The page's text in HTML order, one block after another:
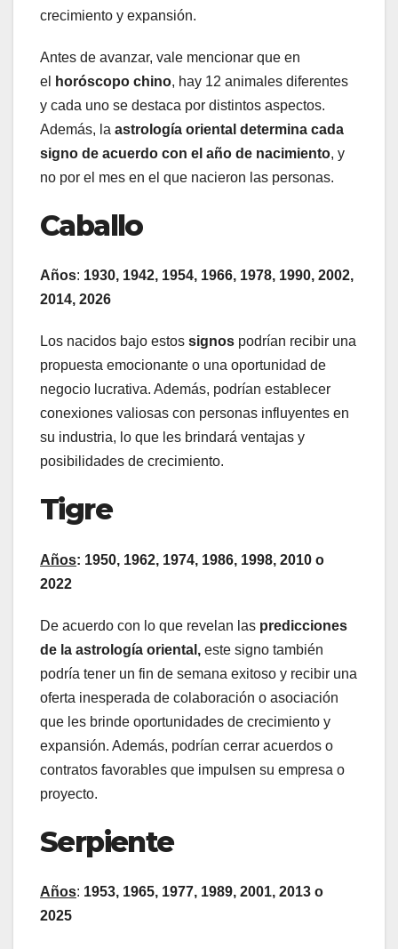
crecimiento y expansión.
Antes de avanzar, vale mencionar que en
el
horóscopo chino, hay 12 animales diferentes
y cada uno se destaca por distintos aspectos.
Además, la astrología oriental determina cada
signo de acuerdo con el año de nacimiento, y
no por el mes en el que nacieron las personas.
Caballo
Años: 1930, 1942, 1954, 1966, 1978, 1990, 2002,
2014, 2026
Los nacidos bajo estos signos podrían recibir una
propuesta emocionante o una oportunidad de
negocio lucrativa. Además, podrían establecer
conexiones valiosas con personas influyentes en
su industria, lo que les brindará ventajas y
posibilidades de crecimiento.
Tigre
Años: 1950, 1962, 1974, 1986, 1998, 2010 o
2022
De acuerdo con lo que revelan las predicciones
de la astrología oriental, este signo también
podría tener un fin de semana exitoso y recibir una
oferta inesperada de colaboración o asociación
que les brinde oportunidades de crecimiento y
expansión. Además, podrían cerrar acuerdos o
contratos favorables que impulsen su empresa o
proyecto.
Serpiente
Años: 1953, 1965, 1977, 1989, 2001, 2013 o
2025